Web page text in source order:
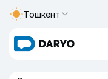
Тошкент